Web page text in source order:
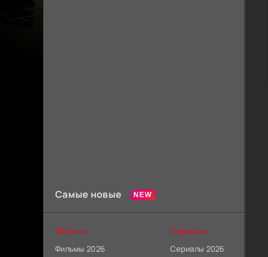
Самые новые
Фильмы
Фильмы 2026
Сериалы
Сериалы 2026